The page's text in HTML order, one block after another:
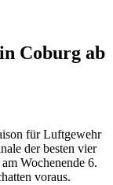
Coburg ab
für Luftgewehr
der besten vier
Wochenende 6.
voraus.